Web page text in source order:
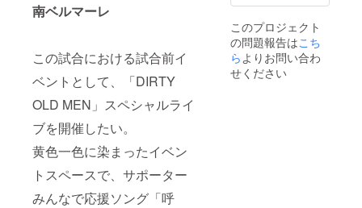
南ベルマーレ
この試合における試合前イ
ベントとして、「DIRTY
OLD MEN」スペシャルライ
ブを開催したい。
黄色一色に染まったイベン
トスペースで、サポーター
みんなで応援ソング「呼
このプロジェクト
の問題報告はこち
らよりお問い合わ
せください